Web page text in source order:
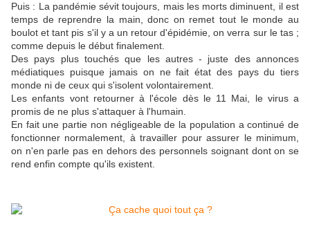
Puis : La pandémie sévit toujours, mais les morts diminuent, il est
temps de reprendre la main, donc on remet tout le monde au
boulot et tant pis s'il y a un retour d'épidémie, on verra sur le tas ;
comme depuis le début finalement.
Des pays plus touchés que les autres - juste des annonces
médiatiques puisque jamais on ne fait état des pays du tiers
monde ni de ceux qui s'isolent volontairement.
Les enfants vont retourner à l'école dès le 11 Mai, le virus a
promis de ne plus s'attaquer à l'humain.
En fait une partie non négligeable de la population a continué de
fonctionner normalement, à travailler pour assurer le minimum,
on n'en parle pas en dehors des personnels soignant dont on se
rend enfin compte qu'ils existent.